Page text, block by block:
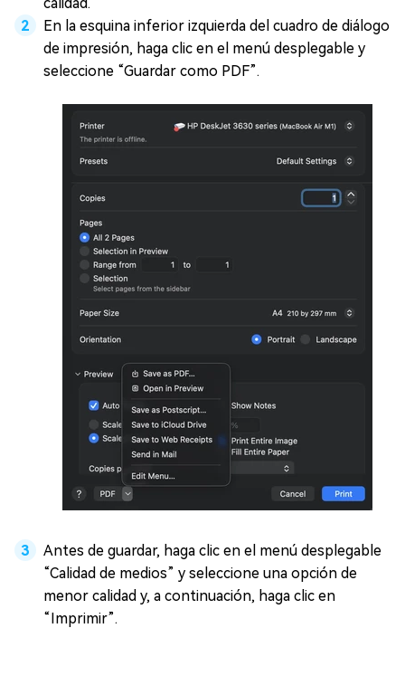
En la esquina inferior izquierda del cuadro de diálogo
de impresión, haga clic en el menú desplegable y
seleccione “Guardar como PDF”.
Antes de guardar, haga clic en el menú desplegable
“Calidad de medios” y seleccione una opción de
menor calidad y, a continuación, haga clic en
“Imprimir”.